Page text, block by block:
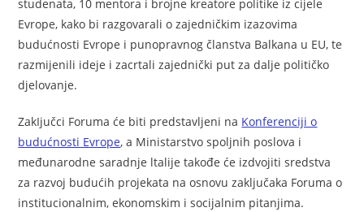
studenata, 10 mentora i brojne kreatore politike iz cijele
Evrope, kako bi razgovarali o zajedničkim izazovima
budućnosti Evrope i punopravnog članstva Balkana u EU, te
razmijenili ideje i zacrtali zajednički put za dalje političko
djelovanje.
ZakIjučci Foruma će biti predstavljeni na Konferenciji o
budućnosti Evrope, a Ministarstvo spoljnih poslova i
međunarodne saradnje ltalije takođe će izdvojiti sredstva
za razvoj budućih projekata na osnovu zaključaka Foruma o
institucionalnim, ekonomskim i socijalnim pitanjima.